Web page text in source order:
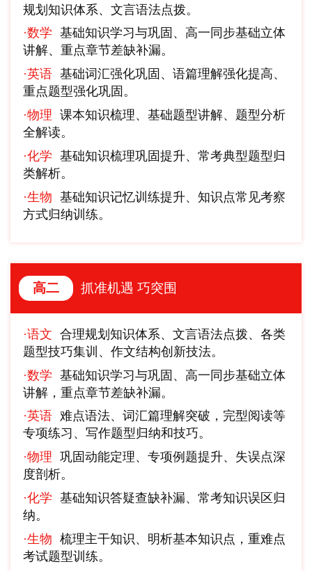
规划知识体系、文言语法点拨。
·数学 基础知识学习与巩固、高一同步基础立体
讲解、重点章节差缺补漏。
·英语 基础词汇强化巩固、语篇理解强化提高、
重点题型强化巩固。
·物理 课本知识梳理、基础题型讲解、题型分析
全解读。
·化学 基础知识梳理巩固提升、常考典型题型归
类解析。
·生物 基础知识记忆训练提升、知识点常见考察
方式归纳训练。
高二 抓准机遇 巧突围
·语文 合理规划知识体系、文言语法点拨、各类
题型技巧集训、作文结构创新技法。
·数学 基础知识学习与巩固、高一同步基础立体
讲解，重点章节差缺补漏。
·英语 难点语法、词汇篇理解突破，完型阅读等
专项练习、写作题型归纳和技巧。
·物理 巩固动能定理、专项例题提升、失误点深
度剖析。
·化学 基础知识答疑查缺补漏、常考知识误区归
纳。
·生物 梳理主干知识、明析基本知识点，重难点
考试题型训练。